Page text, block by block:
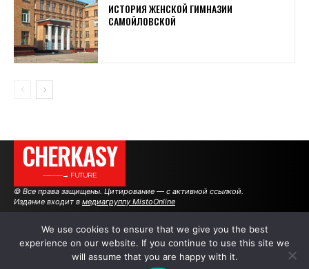
ИСТОРИЯ ЖЕНСКОЙ ГИМНАЗИИ
САМОЙЛОВСКОЙ
CHERKASY
———→ FUTURE
© Все права защищены. Цитирование — с активной ссылкой.
Издание входит в медиагруппу MistoOnline
АВТОРЫ РЕКЛАМА НА САЙТЕ
We use cookies to ensure that we give you the best
experience on our website. If you continue to use this site we
will assume that you are happy with it.